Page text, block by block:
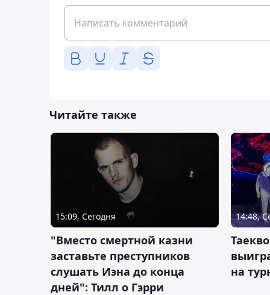
Читайте также
15:09, Сегодня
"Вместо смертной казни
заставьте преступников
слушать Иэна до конца
дней": Тилл о Гэрри
14:48,
на